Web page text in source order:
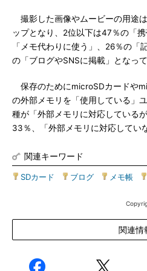
撮影した画像やムービーの用途
ップとなり、2位以下は47％の「
「メモ代わりに使う」、26％の「
の「ブログやSNSに掲載」となって
保存のためにmicroSDカードや
の外部メモリを「使用している」
種が「外部メモリに対応している
33％、「外部メモリに対応してい
関連キーワード
SDカード ブログ メモ帳
関連情